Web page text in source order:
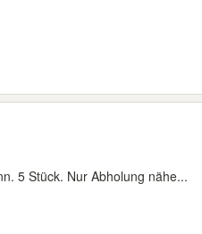
5 Stück. Nur Abholung nähe...